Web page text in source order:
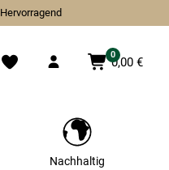
Hervorragend
0
0,00 €
Nachhaltig